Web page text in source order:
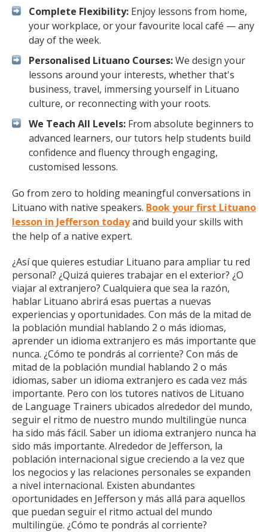
Complete Flexibility: Enjoy lessons from home,
your workplace, or your favourite local café — any
day of the week.
Personalised Lituano Courses:We design your
lessons around your interests, whether that's
business, travel, immersing yourself in Lituano
culture, or reconnecting with your roots.
We Teach All Levels: From absolute beginners to
advanced learners, our tutors help students build
confidence and fluency through engaging,
customised lessons.
Go from zero to holding meaningful conversations in
Lituano with native speakers. Book your first Lituano
lesson in Jefferson todayand build your skills with
the help of a native expert.
¿Así que quieres estudiar Lituano para ampliar tu red
personal? ¿Quizá quieres trabajar en el exterior? ¿O
viajar al extranjero? Cualquiera que sea la razón,
hablar Lituano abrirá esas puertas a nuevas
experiencias y oportunidades. Con más de la mitad de
la población mundial hablando 2 o más idiomas,
aprender un idioma extranjero es más importante que
nunca. ¿Cómo te pondrás al corriente? Con más de
mitad de la población mundial hablando 2 o más
idiomas, saber un idioma extranjero es cada vez más
importante. Pero con los tutores nativos de Lituano
de Language Trainers ubicados alrededor del mundo,
seguir el ritmo de nuestro mundo multilingüe nunca
ha sido más fácil. Saber un idioma extranjero nunca ha
sido más importante. Alrededor de Jefferson, la
población internacional sigue creciendo a la vez que
los negocios y las relaciones personales se expanden
a nivel internacional. Existen abundantes
oportunidades en Jefferson y más allá para aquellos
que puedan seguir el ritmo actual del mundo
multilingüe. ¿Cómo te pondrás al corriente?